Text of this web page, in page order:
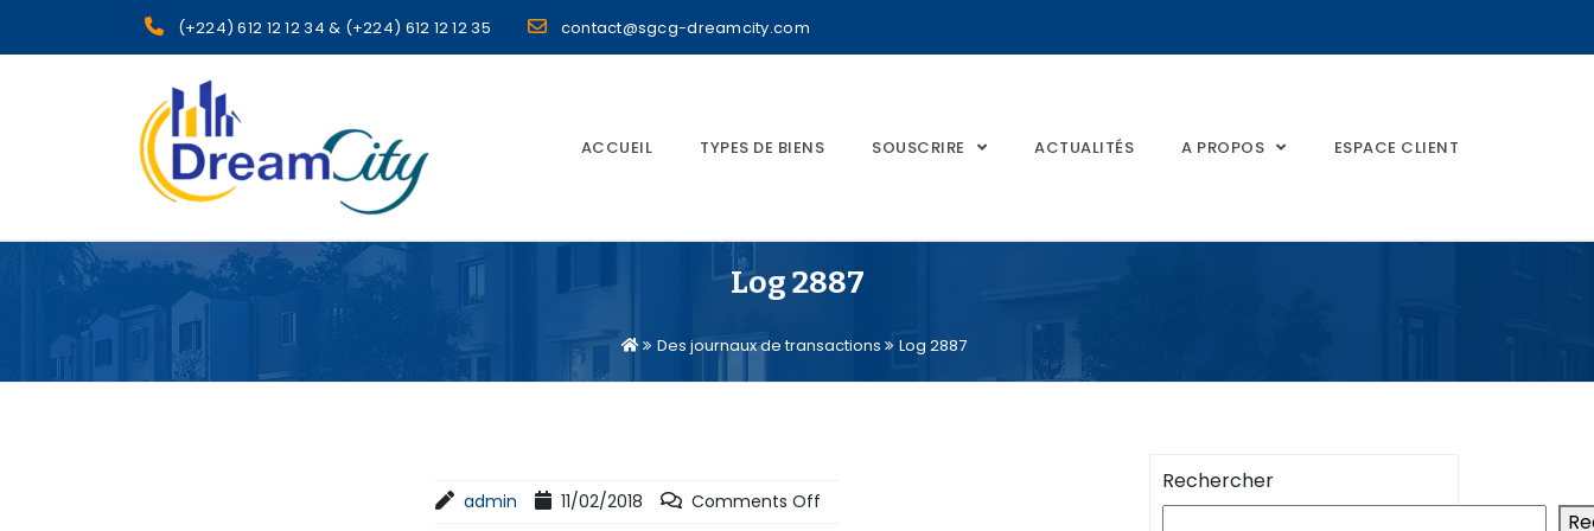
(+224) 612 12 12 34 & (+224) 612 12 12 35 contact@sgcg-dreamcity.com
sgcg dreamcity
ACCUEIL TYPES DE BIENS SOUSCRIRE ACTUALITÉS A PROPOS ESPACE CLIENT
Log 2887
Des journaux de transactions Log 2887
admin 11/02/2018 Comments Off
Rechercher